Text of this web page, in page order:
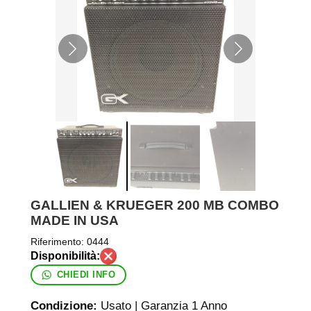
GALLIEN & KRUEGER 200 MB COMBO
MADE IN USA
Riferimento: 0444
CHIEDI INFO
Condizione: Usato | Garanzia 1 Anno